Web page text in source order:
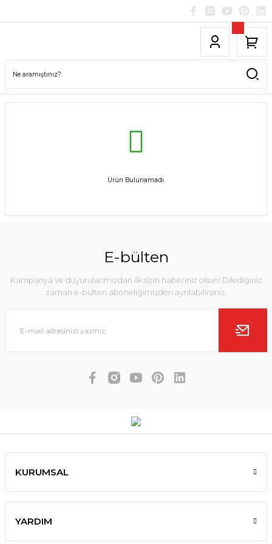
Ürün Bulunamadı.
E-bülten
Kampanya ve duyurularımızdan ilk sizin haberiniz olsun! Dilediğiniz
zaman e-bülten aboneliğimizden ayrılabilirsiniz.
KURUMSAL
YARDIM